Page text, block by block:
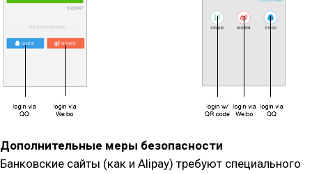
Дополнительные меры безопасности
Банковские сайты (как и Alipay) требуют специального